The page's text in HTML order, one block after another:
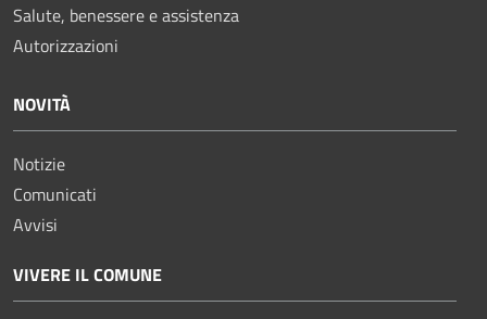
Salute, benessere e assistenza
Autorizzazioni
NOVITÀ
Notizie
Comunicati
Avvisi
VIVERE IL COMUNE